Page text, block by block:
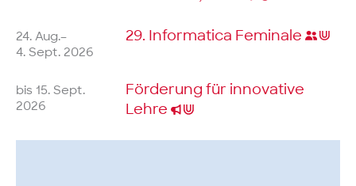
24. Aug.–
4. Sept. 2026
29. Informatica Feminale
bis 15. Sept.
2026
Förderung für innovative
Lehre